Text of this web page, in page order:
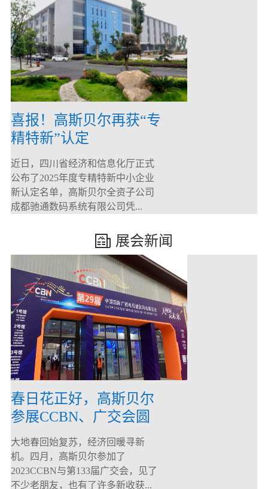
喜报！高斯贝尔再获“专
精特新”认定
近日，四川省经济和信息化厅正式
公布了2025年度专精特新中小企业
新认定名单，高斯贝尔全资子公司
成都驰通数码系统有限公司凭...
展会新闻
春日花正好，高斯贝尔
参展CCBN、广交会圆
满落幕！
大地春回始复苏，经济回暖寻新
机。四月，高斯贝尔参加了
2023CCBN与第133届广交会，见了
不少老朋友，也有了许多新收获...